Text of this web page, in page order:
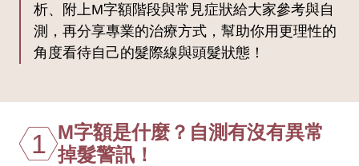
析、附上M字額階段與常見症狀給大家參考與自
測，再分享專業的治療方式，幫助你用更理性的
角度看待自己的髮際線與頭髮狀態！
1 M字額是什麼？自測有沒有異常
掉髮警訊！